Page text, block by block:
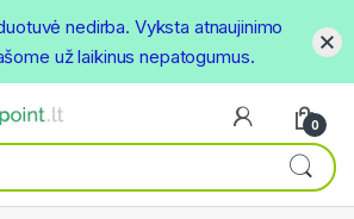
0
nedirba. Vyksta atnaujinimo
už laikinus nepatogumus.